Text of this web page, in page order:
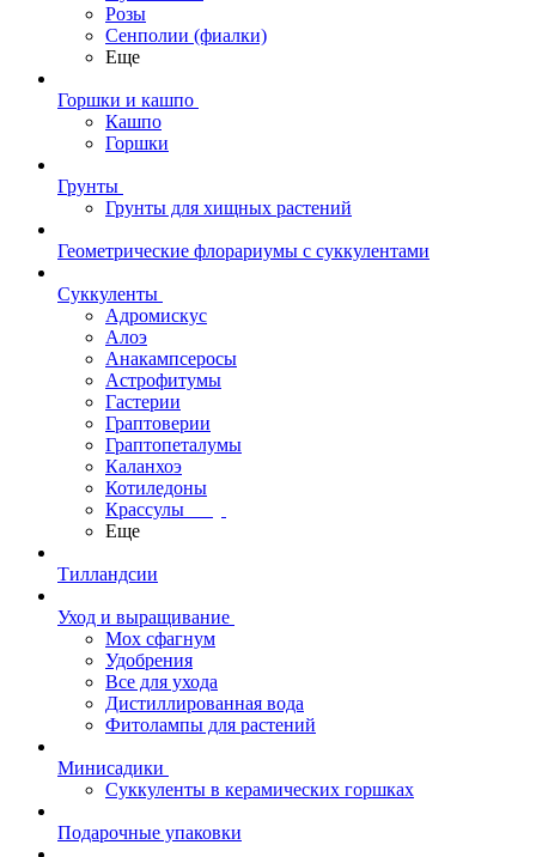
Розы
Сенполии (фиалки)
Еще
Горшки и кашпо
Кашпо
Горшки
Грунты
Грунты для хищных растений
Геометрические флорариумы с суккулентами
Суккуленты
Адромискус
Алоэ
Анакампсеросы
Астрофитумы
Гастерии
Граптоверии
Граптопеталумы
Каланхоэ
Котиледоны
Крассулы
Еще
Тилландсии
Уход и выращивание
Мох сфагнум
Удобрения
Все для ухода
Дистиллированная вода
Фитолампы для растений
Минисадики
Суккуленты в керамических горшках
Подарочные упаковки